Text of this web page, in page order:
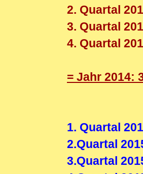
2. Quartal
3. Quartal
4. Quartal
= Jahr 2014:
1. Quartal
2.Quartal
3.Quartal